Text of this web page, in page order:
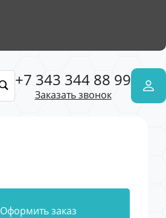
+7 343 344 88 99
Заказать звонок
Оформить заказ